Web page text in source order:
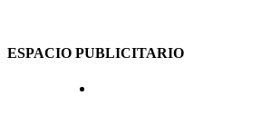
ESPACIO PUBLICITARIO